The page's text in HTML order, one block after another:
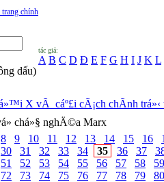
trang chính
dấu)
tác giả:
A B C D Đ E F G H I J K L
X vÃ cáº£i cÃ¡ch chÃ­nh trá»‹
chá»§ nghÄ©a Marx
8 9 10 11 12 13 14 15 16
30 31 32 33 34 35 36 37
51 52 53 54 55 56 57 58
59
72 73 74 75 76 77 78 79
80